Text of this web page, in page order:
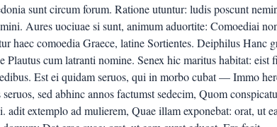
sunt circum forum. Ratione utuntur: ludis poscunt
Aures uociuae si sunt, animum aduortite: Comoediai
haec comoedia Graece, latine Sortientes. Deiphilus Hanc
Plautus cum latranti nomine. Senex hic maritus habitat: eist
Est ei quidam seruos, qui in morbo cubat — Immo
sed abhinc annos factumst sedecim, Quom
adit extemplo ad mulierem, Quae illam exponebat: orat, ut